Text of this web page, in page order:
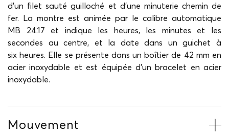
d’un filet sauté guilloché et d’une minuterie chemin de
fer. La montre est animée par le calibre automatique
MB 24.17 et indique les heures, les minutes et les
secondes au centre, et la date dans un guichet à
six heures. Elle se présente dans un boîtier de 42 mm en
acier inoxydable et est équipée d'un bracelet en acier
inoxydable.
Mouvement